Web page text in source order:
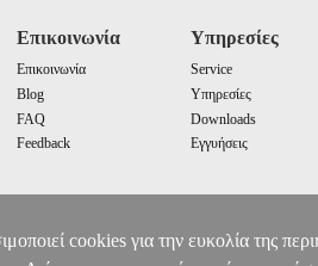
Επικοινωνία
Επικοινωνία
Blog
FAQ
Feedback
Υπηρεσίες
Service
Υπηρεσίες
Downloads
Εγγυήσεις
cookies για την ευκολία της